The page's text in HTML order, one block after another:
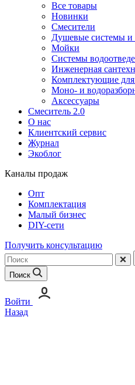
Все товары
Новинки
Смесители
Душевые системы
Мойки
Системы
Инженерная
Комплектующие для
Моно- и
Аксессуары
Смеситель 2.0
О нас
Клиентский сервис
Журнал
Экоблог
Каналы продаж
Опт
Комплектация
Малый бизнес
DIY-сети
Получить консультацию
Поиск
Войти
Назад